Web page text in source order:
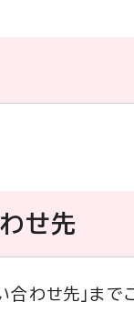
せ先
合わせ先」まで